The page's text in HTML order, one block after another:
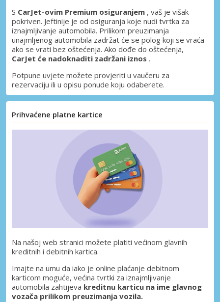
S CarJet-ovim Premium osiguranjem , vaš je višak
pokriven. Jeftinije je od osiguranja koje nudi tvrtka za
iznajmljivanje automobila. Prilikom preuzimanja
unajmljenog automobila zadržat će se polog koji se vraća
ako se vrati bez oštećenja. Ako dođe do oštećenja,
CarJet će nadoknaditi zadržani iznos .
Potpune uvjete možete provjeriti u vaučeru za
rezervaciju ili u opisu ponude koju odaberete.
Prihvaćene platne kartice
Na našoj web stranici možete platiti većinom glavnih
kreditnih i debitnih kartica.
Imajte na umu da iako je online plaćanje debitnom
karticom moguće, većina tvrtki za iznajmljivanje
automobila zahtijeva kreditnu karticu na ime glavnog
vozača prilikom preuzimanja vozila.